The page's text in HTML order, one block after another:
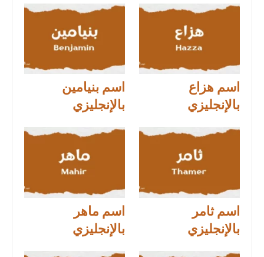
اسم هزاع
بالإنجليزي
اسم بنيامين
بالإنجليزي
اسم ثامر
بالإنجليزي
اسم ماهر
بالإنجليزي